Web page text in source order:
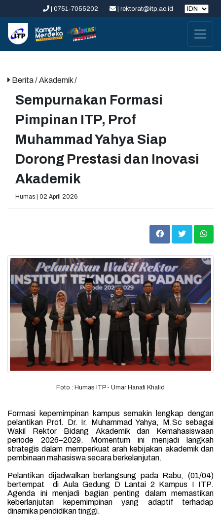
| 0751-7055202 | rektorat@itp.ac.id
Berita/ Akademik /
Sempurnakan Formasi
Pimpinan ITP, Prof
Muhammad Yahya Siap
Dorong Prestasi dan Inovasi
Akademik
Humas | 02 April 2026
Foto : Humas ITP - Umar Hanafi Khalid
Formasi kepemimpinan kampus semakin lengkap dengan
pelantikan Prof. Dr. Ir. Muhammad Yahya, M.Sc sebagai
Wakil Rektor Bidang Akademik dan Kemahasiswaan
periode 2026–2029. Momentum ini menjadi langkah
strategis dalam memperkuat arah kebijakan akademik dan
pembinaan mahasiswa secara berkelanjutan.
Pelantikan dijadwalkan berlangsung pada Rabu, (01/04)
bertempat di Aula Gedung D Lantai 2 Kampus I ITP.
Agenda ini menjadi bagian penting dalam memastikan
keberlanjutan kepemimpinan yang adaptif terhadap
dinamika pendidikan tinggi.